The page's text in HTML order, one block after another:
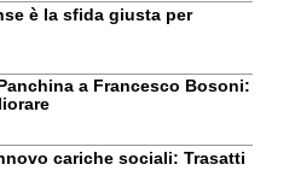
è la sfida giusta per
Panchina a Francesco Bosoni:
cariche sociali: Trasatti